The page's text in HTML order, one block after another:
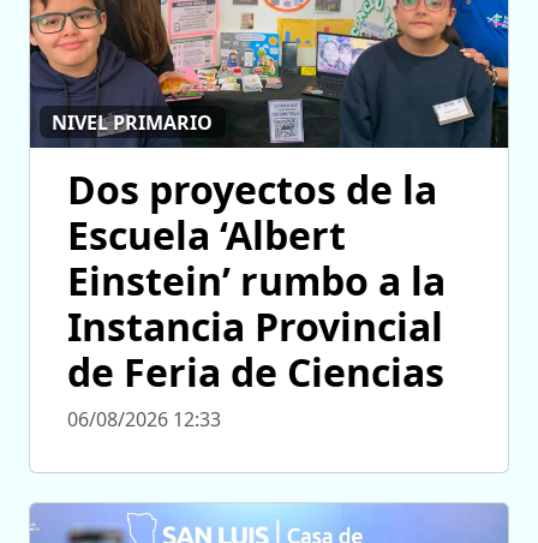
NIVEL PRIMARIO
Dos proyectos de la
Escuela ‘Albert
Einstein’ rumbo a la
Instancia Provincial
de Feria de Ciencias
06/08/2026 12:33